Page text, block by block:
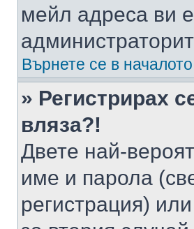
мейл адреса ви
Върнете се в началото
» Регистрирах
вляза?!
Двете най-
име и парола
регистрация)